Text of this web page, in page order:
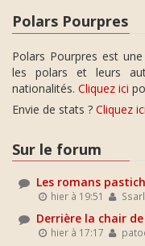
Polars Pourpres
Polars Pourpres est
les polars et leurs
nationalités. Cliquez ici
Envie de stats ? Cliquez ici
Sur le forum
Les romans
hier à 19:51
Derrière la chair
hier à 17:17